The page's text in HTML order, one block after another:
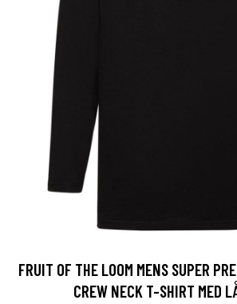
FRUIT OF THE LOOM MENS SUPER
CREW NECK T-SHIRT MED